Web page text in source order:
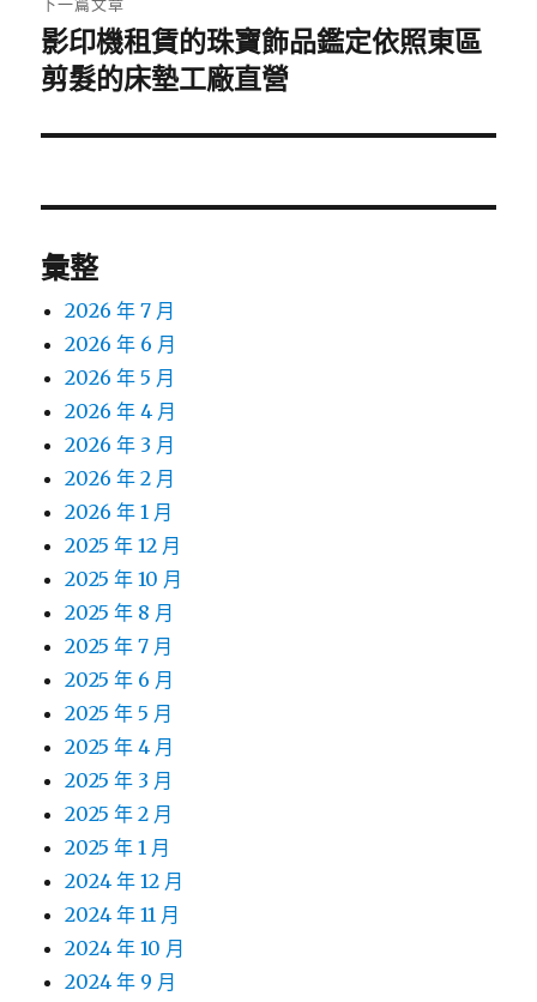
下
一
文
影印機租賃的珠寶飾品鑑定依照東區
剪髮的床墊工廠直營
彙整
2026 年 7 月
2026 年 6 月
2026 年 5 月
2026 年 4 月
2026 年 3 月
2026 年 2 月
2026 年 1 月
2025 年 12 月
2025 年 10 月
2025 年 8 月
2025 年 7 月
2025 年 6 月
2025 年 5 月
2025 年 4 月
2025 年 3 月
2025 年 2 月
2025 年 1 月
2024 年 12 月
2024 年 11 月
2024 年 10 月
2024 年 9 月